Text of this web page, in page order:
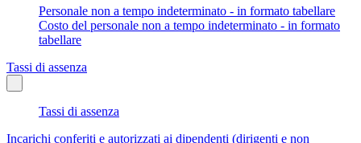
Personale non a tempo indeterminato - in formato tabellare
Costo del personale non a tempo indeterminato - in formato
tabellare
Tassi di assenza
Tassi di assenza
Incarichi conferiti e autorizzati ai dipendenti (dirigenti e non